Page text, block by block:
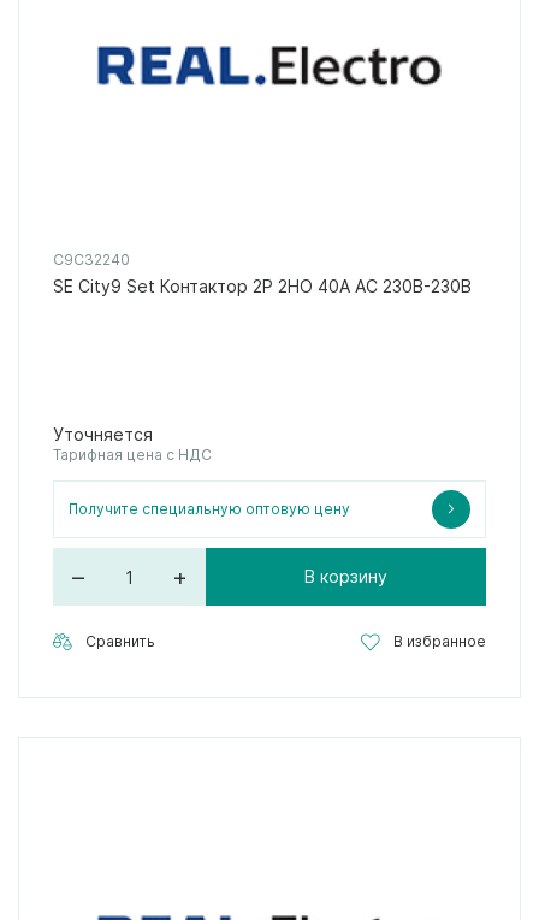
C9C32240
SE City9 Set Контактор 2P 2НО 40A AC 230В-230В
Уточняется
Тарифная цена с НДС
Получите специальную оптовую цену
– + В корзину
Сравнить В избранное